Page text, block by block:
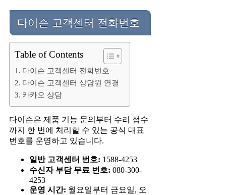
다이슨 고객센터 전화번호
Table of Contents
다이슨 고객센터 전화번호
다이슨 고객센터 상담원 연결
카카오 상담
다이슨은 제품 기능 문의부터 수리 접수
까지 한 번에 처리할 수 있는 공식 대표
번호를 운영하고 있습니다.
일반 고객센터 번호: 1588-4253
수신자 부담 무료 번호: 080-300-
4253
운영 시간: 월요일부터 금요일, 오